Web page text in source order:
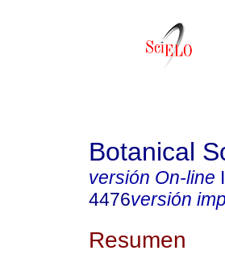
Botanical
versión On-line
4476versión
Resumen